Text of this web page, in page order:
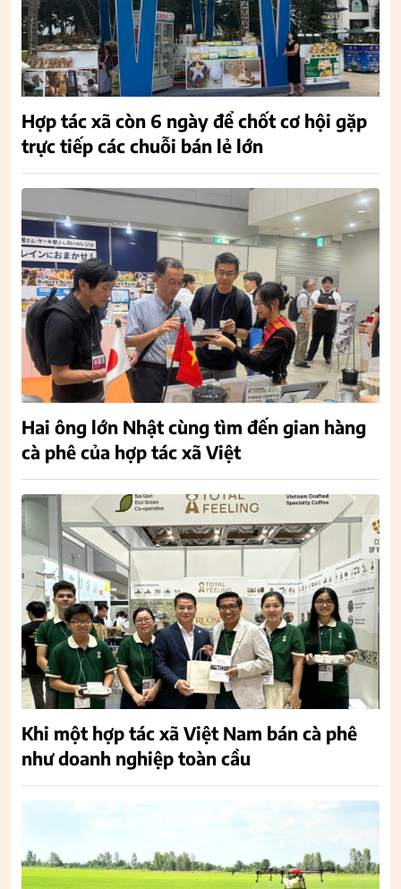
Hợp tác xã còn 6 ngày để chốt cơ hội gặp
trực tiếp các chuỗi bán lẻ lớn
Hai ông lớn Nhật cùng tìm đến gian hàng
cà phê của hợp tác xã Việt
Khi một hợp tác xã Việt Nam bán cà phê
như doanh nghiệp toàn cầu